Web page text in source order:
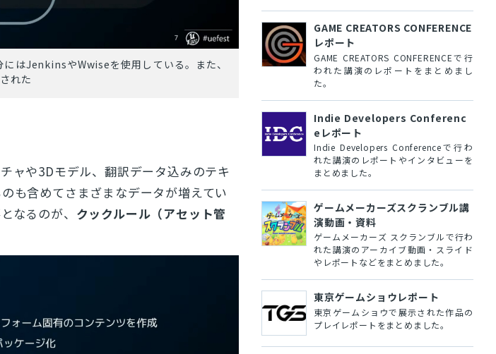
はJenkinsやWwiseを使用している。また、
れた
ャや3Dモデル、翻訳データ込みのテキ
も含めてさまざまなデータが増えてい
なるのが、 クックルール（アセット管
GAME CREATORS CONFERENCE
レポート
GAME CREATORS CONFERENCEで行
われた講演のレポートをまとめまし
た。
Indie Developers Conferenc
eレポート
Indie Developers Conferenceで行わ
れた講演のレポートやインタビューを
まとめました。
ゲームメーカーズスクランブル講
演動画・資料
ゲームメーカーズ スクランブルで行わ
れた講演のアーカイブ動画・スライド
やレポートなどをまとめました。
東京ゲームショウレポート
東京ゲームショウで展示された作品の
プレイレポートをまとめました。